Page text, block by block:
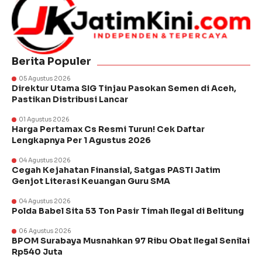
Berita Populer
05 Agustus 2026
Direktur Utama SIG Tinjau Pasokan Semen di Aceh,
Pastikan Distribusi Lancar
01 Agustus 2026
Harga Pertamax Cs Resmi Turun! Cek Daftar
Lengkapnya Per 1 Agustus 2026
04 Agustus 2026
Cegah Kejahatan Finansial, Satgas PASTI Jatim
Genjot Literasi Keuangan Guru SMA
04 Agustus 2026
Polda Babel Sita 53 Ton Pasir Timah Ilegal di Belitung
06 Agustus 2026
BPOM Surabaya Musnahkan 97 Ribu Obat Ilegal Senilai
Rp540 Juta